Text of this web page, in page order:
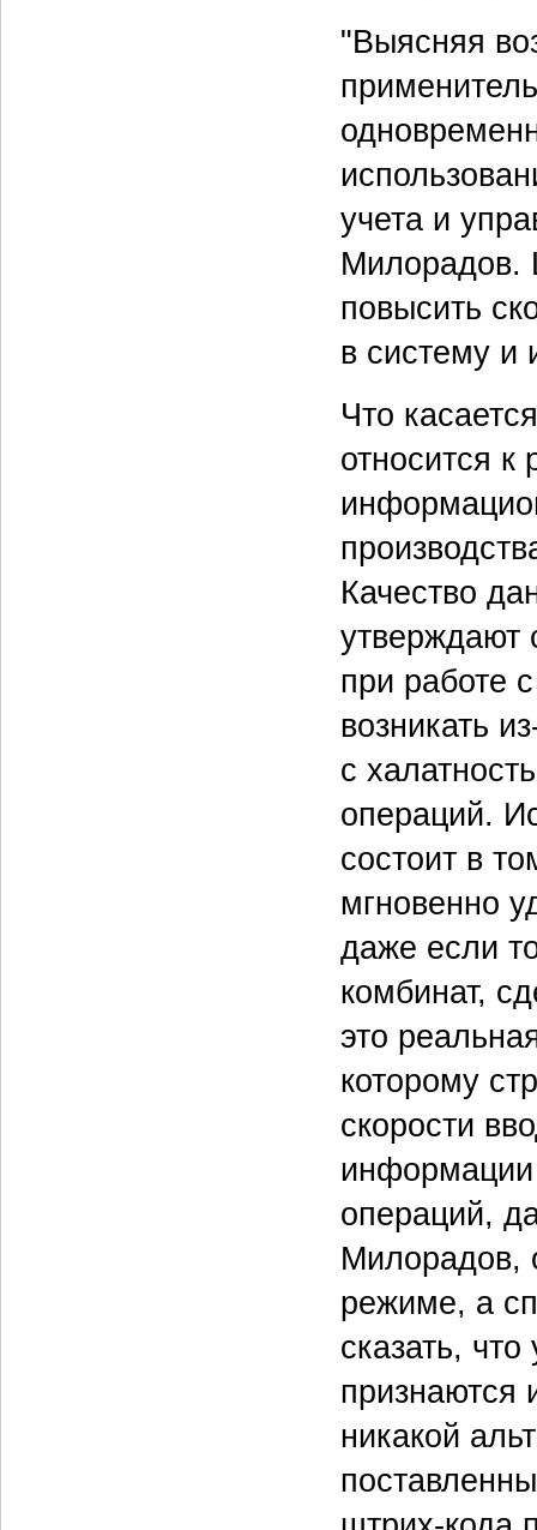
"Выясняя
учета и
Милорадов.
повысить
в систему и
Что
относится
Качество
утверждают
при работе
возникать
с
операций.
состоит в
мгновенно
даже если
комбинат,
это
которому
скорости
информации
операций,
Милорадов,
режиме, а
сказать,
признаются
никакой